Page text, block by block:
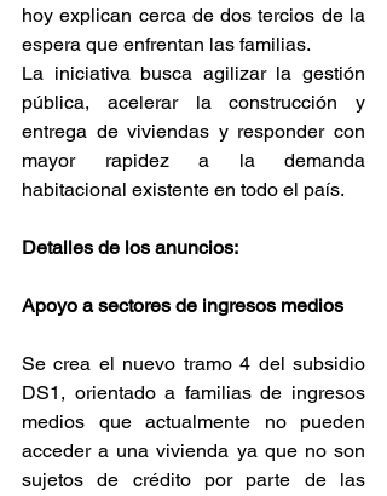
hoy explican cerca de dos tercios de la
espera que enfrentan las familias.
La iniciativa busca agilizar la gestión
pública, acelerar la construcción y
entrega de viviendas y responder con
mayor rapidez a la demanda
habitacional existente en todo el país.
Detalles de los anuncios:
Apoyo a sectores de ingresos medios
Se crea el nuevo tramo 4 del subsidio
DS1, orientado a familias de ingresos
medios que actualmente no pueden
acceder a una vivienda ya que no son
sujetos de crédito por parte de las